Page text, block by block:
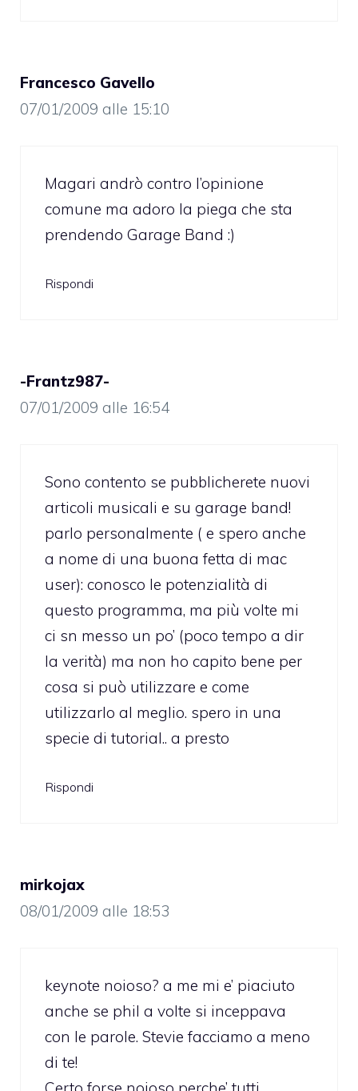
Francesco Gavello
07/01/2009 alle 15:10
Magari andrò contro l’opinione
comune ma adoro la piega che sta
prendendo Garage Band :)
Rispondi
-Frantz987-
07/01/2009 alle 16:54
Sono contento se pubblicherete nuovi
articoli musicali e su garage band!
parlo personalmente ( e spero anche
a nome di una buona fetta di mac
user): conosco le potenzialità di
questo programma, ma più volte mi
ci sn messo un po’ (poco tempo a dir
la verità) ma non ho capito bene per
cosa si può utilizzare e come
utilizzarlo al meglio. spero in una
specie di tutorial.. a presto
Rispondi
mirkojax
08/01/2009 alle 18:53
keynote noioso? a me mi e’ piaciuto
anche se phil a volte si inceppava
con le parole. Stevie facciamo a meno
di te!